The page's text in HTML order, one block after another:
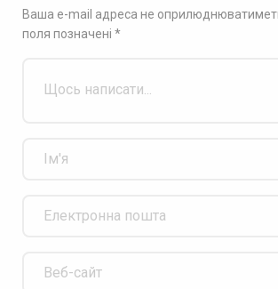
Ваша e-mail адреса не
поля позначені *